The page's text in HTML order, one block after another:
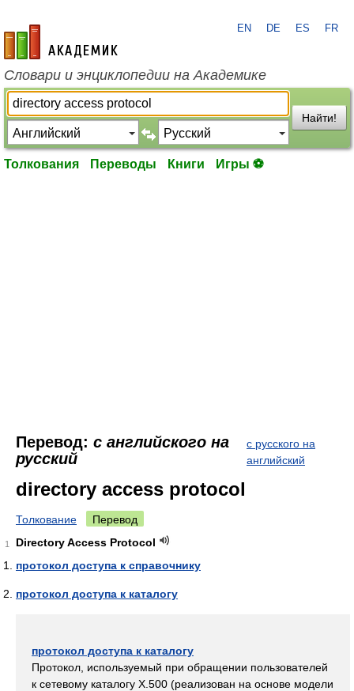
academic.ru
EN DE ES FR
Словари и энциклопедии на Академике
Найти!
Толкования Переводы Книги Игры ⚽
Перевод: с английского на
русский
с русского на
английский
directory access protocol
Толкование Перевод
1
Directory Access Protocol
протокол доступа к справочнику
протокол доступа к каталогу
протокол доступа к каталогу
Протокол, используемый при обращении пользователей
к сетевому каталогу Х.500 (реализован на основе модели